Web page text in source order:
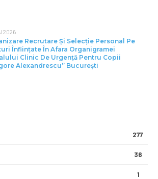
2026
Recrutare Și Selecție Personal Pe
Înființate În Afara Organigramei
Clinic De Urgență Pentru Copii
Alexandrescu” Bucureşti
277
36
1